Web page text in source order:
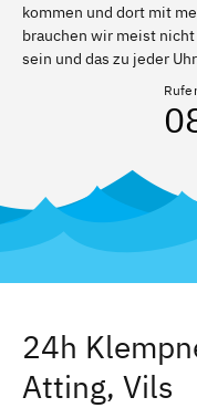
kommen und dort mit
brauchen wir meist
sein und das zu jeder
24h
Atting, Vils